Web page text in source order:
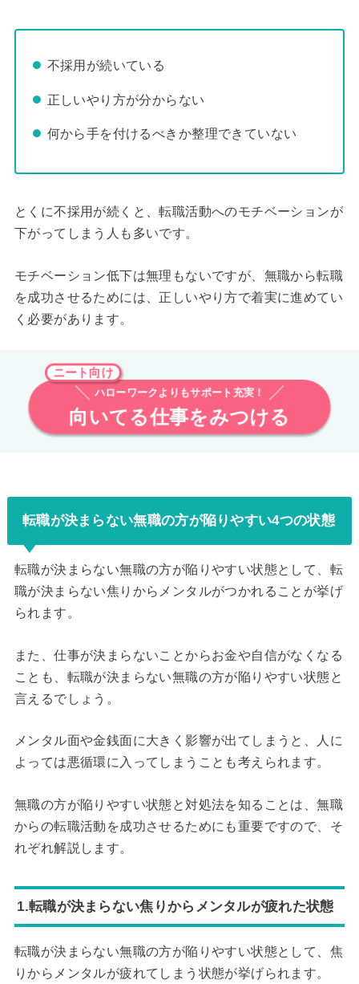
不採用が続いている
正しいやり方が分からない
何から手を付けるべきか整理できていない
とくに不採用が続くと、転職活動へのモチベーションが
下がってしまう人も多いです。
モチベーション低下は無理もないですが、無職から転職
を成功させるためには、正しいやり方で着実に進めてい
く必要があります。
ニート向け
ハローワークよりもサポート充実！
向いてる仕事をみつける
転職が決まらない無職の方が陥りやすい4つの状態
転職が決まらない無職の方が陥りやすい状態として、転
職が決まらない焦りからメンタルがつかれることが挙げ
られます。
また、仕事が決まらないことからお金や自信がなくなる
ことも、転職が決まらない無職の方が陥りやすい状態と
言えるでしょう。
メンタル面や金銭面に大きく影響が出てしまうと、人に
よっては悪循環に入ってしまうことも考えられます。
無職の方が陥りやすい状態と対処法を知ることは、無職
からの転職活動を成功させるためにも重要ですので、そ
れぞれ解説します。
1.転職が決まらない焦りからメンタルが疲れた状態
転職が決まらない無職の方が陥りやすい状態として、焦
りからメンタルが疲れてしまう状態が挙げられます。